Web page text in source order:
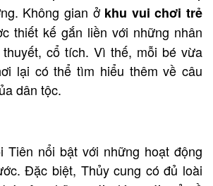
Không gian ở khu vui chơi trẻ
thiết kế gắn liền với những nhân
cổ tích. Vì thế, mỗi bé vừa
lại có thể tìm hiểu thêm về câu
dân tộc.
Tiên nổi bật với những hoạt động
Đặc biệt, Thủy cung có đủ loài